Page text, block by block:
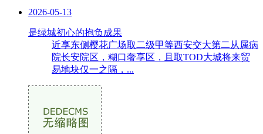
2026-05-13
是绿城初心的抱负成果
近享东侧樱花广场取二级甲等西安交大第二从属病
院长安院区，糊口奢享区，且取TOD大城将来贸
易地块仅一之隔，...